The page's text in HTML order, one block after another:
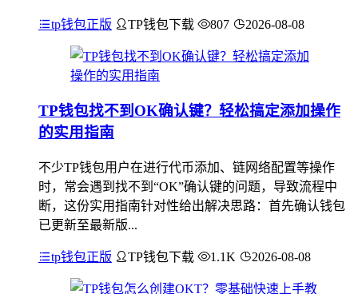
tp钱包正版 TP钱包下载 807 2026-08-08
TP钱包找不到OK确认键？轻松搞定添加操作
的实用指南
不少TP钱包用户在进行代币添加、链网络配置等操作
时，常会遇到找不到“OK”确认键的问题，导致流程中
断，这份实用指南针对性给出解决思路：首先确认钱包
已更新至最新版...
tp钱包正版 TP钱包下载 1.1K 2026-08-08